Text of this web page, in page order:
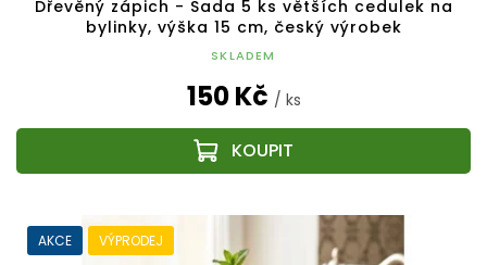
Dřevěný zápich - Sada 5 ks větších cedulek na
bylinky, výška 15 cm, český výrobek
SKLADEM
150 Kč / ks
AKCE VÝPRODEJ